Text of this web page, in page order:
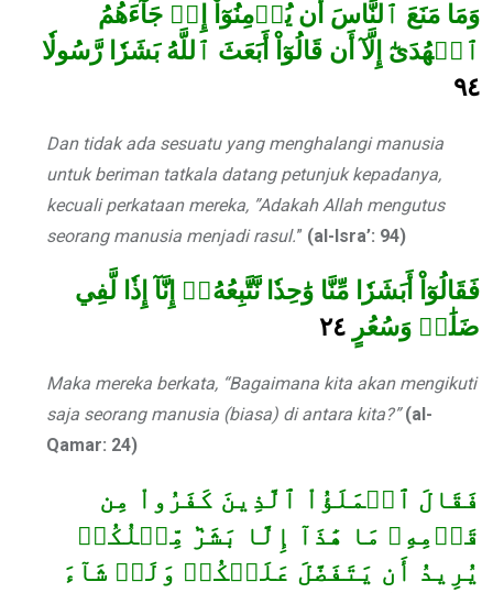
وَمَا مَنَعَ ٱلنَّاسَ أَن يُؤۡمِنُوٓاْ إِذۡ جَآءَهُمُ
ٱلۡهُدَىٰٓ إِلَّآ أَن قَالُوٓاْ أَبَعَثَ ٱللَّهُ بَشَرٗا رَّسُولٗا
٩٤
Dan tidak ada sesuatu yang menghalangi manusia
untuk beriman tatkala datang petunjuk kepadanya,
kecuali perkataan mereka, ”Adakah Allah mengutus
seorang manusia menjadi rasul.” (al-Isra’: 94)
فَقَالُوٓاْ أَبَشَرٗا مِّنَّا وَٰحِدٗا نَّتَّبِعُهُۥٓ إِنَّآ إِذٗا لَّفِي
ضَلَٰلٖ وَسُعُرٍ
Maka mereka berkata, “Bagaimana kita akan mengikuti
saja seorang manusia (biasa) di antara kita?”(al-
Qamar: 24)
فَقَالَ ٱلۡمَلَؤُاْ ٱلَّذِينَ كَفَرُواْ مِن
قَوۡمِهِۦ مَا هَٰذَآ إِلَّا بَشَرٞ مِّثۡلُكُمۡ
يُرِيدُ أَن يَتَفَضَّلَ عَلَيۡكُمۡ وَلَوۡ شَآءَ